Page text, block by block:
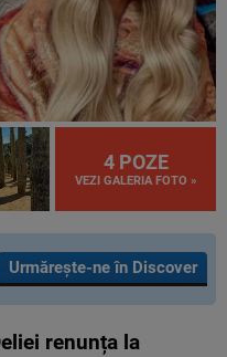
4 POZE
VEZI GALERIA FOTO »
Urmărește-ne în Discover
renunța la